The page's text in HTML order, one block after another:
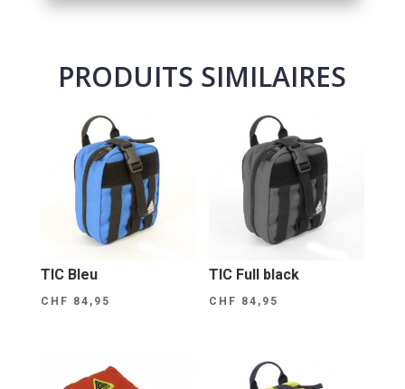
PRODUITS SIMILAIRES
TIC Bleu
CHF 84,95
TIC Full black
CHF 84,95